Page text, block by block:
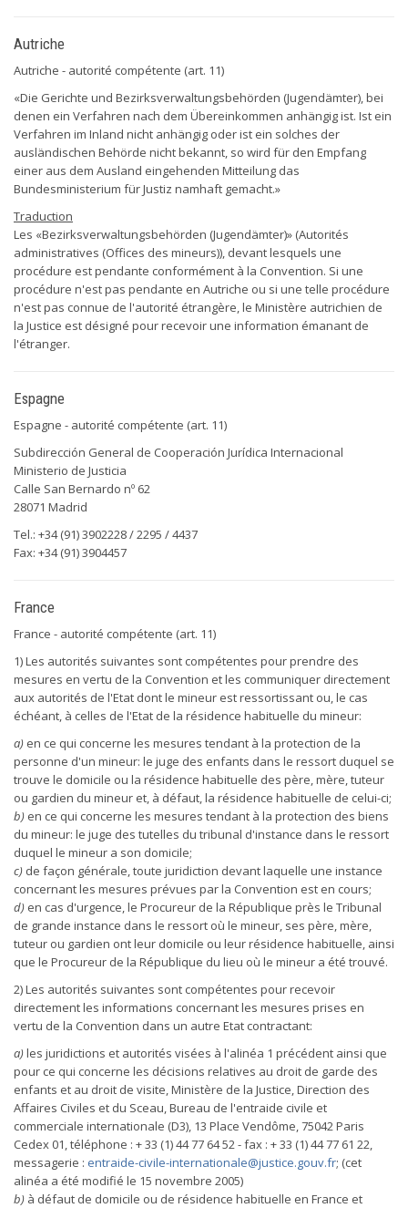
Autriche
Autriche - autorité compétente (art. 11)
«Die Gerichte und Bezirksverwaltungsbehörden (Jugendämter), bei
denen ein Verfahren nach dem Übereinkommen anhängig ist. Ist ein
Verfahren im Inland nicht anhängig oder ist ein solches der
ausländischen Behörde nicht bekannt, so wird für den Empfang
einer aus dem Ausland eingehenden Mitteilung das
Bundesministerium für Justiz namhaft gemacht.»
Traduction
Les «Bezirksverwaltungsbehörden (Jugendämter)» (Autorités
administratives (Offices des mineurs)), devant lesquels une
procédure est pendante conformément à la Convention. Si une
procédure n'est pas pendante en Autriche ou si une telle procédure
n'est pas connue de l'autorité étrangère, le Ministère autrichien de
la Justice est désigné pour recevoir une information émanant de
l'étranger.
Espagne
Espagne - autorité compétente (art. 11)
Subdirección General de Cooperación Jurídica Internacional
Ministerio de Justicia
Calle San Bernardo nº 62
28071 Madrid
Tel.: +34 (91) 3902228 / 2295 / 4437
Fax: +34 (91) 3904457
France
France - autorité compétente (art. 11)
1) Les autorités suivantes sont compétentes pour prendre des
mesures en vertu de la Convention et les communiquer directement
aux autorités de l'Etat dont le mineur est ressortissant ou, le cas
échéant, à celles de l'Etat de la résidence habituelle du mineur:
a) en ce qui concerne les mesures tendant à la protection de la
personne d'un mineur: le juge des enfants dans le ressort duquel se
trouve le domicile ou la résidence habituelle des père, mère, tuteur
ou gardien du mineur et, à défaut, la résidence habituelle de celui-ci;
b) en ce qui concerne les mesures tendant à la protection des biens
du mineur: le juge des tutelles du tribunal d'instance dans le ressort
duquel le mineur a son domicile;
c) de façon générale, toute juridiction devant laquelle une instance
concernant les mesures prévues par la Convention est en cours;
d) en cas d'urgence, le Procureur de la République près le Tribunal
de grande instance dans le ressort où le mineur, ses père, mère,
tuteur ou gardien ont leur domicile ou leur résidence habituelle, ainsi
que le Procureur de la République du lieu où le mineur a été trouvé.
2) Les autorités suivantes sont compétentes pour recevoir
directement les informations concernant les mesures prises en
vertu de la Convention dans un autre Etat contractant:
a)les juridictions et autorités visées à l'alinéa 1 précédent ainsi que
pour ce qui concerne les décisions relatives au droit de garde des
enfants et au droit de visite, Ministère de la Justice, Direction des
Affaires Civiles et du Sceau, Bureau de l'entraide civile et
commerciale internationale (D3), 13 Place Vendôme, 75042 Paris
Cedex 01, téléphone : + 33 (1) 44 77 64 52 - fax : + 33 (1) 44 77 61 22,
messagerie : entraide-civile-internationale@justice.gouv.fr; (cet
alinéa a été modifié le 15 novembre 2005)
b) à défaut de domicile ou de résidence habituelle en France et